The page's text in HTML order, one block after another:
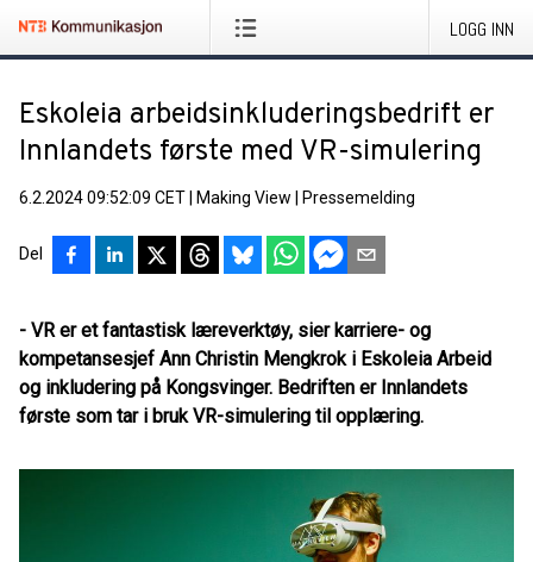
LOGG INN
Eskoleia arbeidsinkluderingsbedrift er
Innlandets første med VR-simulering
6.2.2024 09:52:09 CET Making View Pressemelding
Del
- VR er et fantastisk læreverktøy, sier karriere- og
kompetansesjef Ann Christin Mengkrok i Eskoleia Arbeid
og inkludering på Kongsvinger. Bedriften er Innlandets
første som tar i bruk VR-simulering til opplæring.